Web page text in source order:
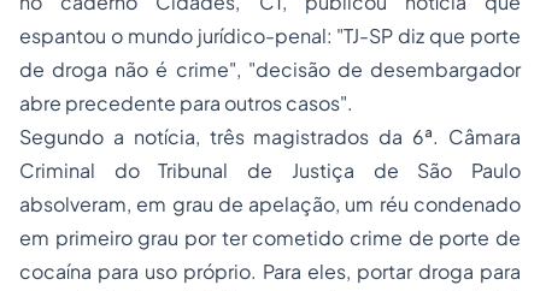
espantou o mundo jurídico-penal: "TJ-SP diz que porte
de droga não é crime", "decisão de desembargador
abre precedente para outros casos".
Segundo a notícia, três magistrados da 6ª. Câmara
Criminal do Tribunal de Justiça de São Paulo
absolveram, em grau de apelação, um réu condenado
em primeiro grau por ter cometido crime de porte de
cocaína para uso próprio. Para eles, portar droga para